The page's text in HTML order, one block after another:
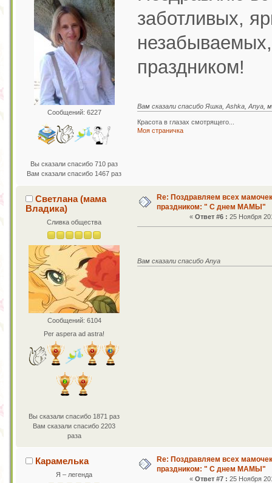
Сообщений: 6227
Вы сказали спасибо 710 раз
Вам сказали спасибо 1467 раз
заботливых,
праздником!
Вам сказали спасибо Яшка, Ashka, Anya,
Красота в глазах смотрящего...
Моя страничка
Светлана (мама
Владика)
Сливка общества
Сообщений: 6104
Per aspera ad astra!
Вы сказали спасибо 1871 раз
Вам сказали спасибо 2203
раза
Re: Поздравляем всех
праздником: " С днем МАМЫ"
« Ответ #6 : 25 Ноября
Вам сказали спасибо Anya
Карамелька
Я – легенда
Re: Поздравляем всех
праздником: " С днем МАМЫ"
« Ответ #7 : 25 Ноября